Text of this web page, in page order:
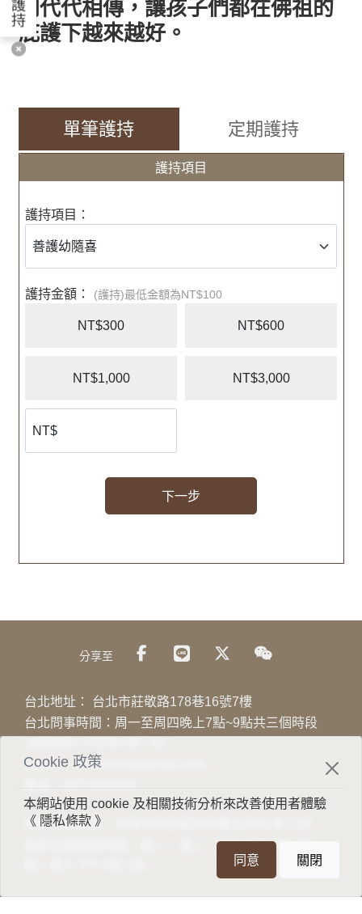
門代代相傳，讓孩子們都在佛祖的
庇護下越來越好。
單筆護持 定期護持
護持項目
護持項目：
護持金額： (護持)最低金額為NT$100
NT$300 NT$600
NT$1,000 NT$3,000
下一步
Cookie 政策
本網站使用 cookie 及相關技術分析來改善使用者體驗
《 隱私條款 》
同意 關閉
分享至
台北地址： 台北市莊敬路178巷16號7樓
台北問事時間：周一至周四晚上7點~9點共三個時段
Email： viewheartu@gmail.com
南部分部地址：台南市安南區安和路五段81巷11號
南部分部開放時間：週一、周二、週四晚上7點-10
護
持